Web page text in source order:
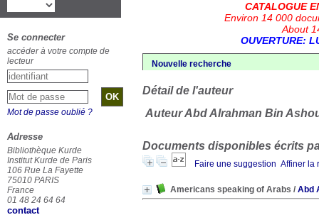
CATALOGUE
Environ 14 000
About
OUVERTURE:
Nouvelle recherche
Détail de l'auteur
Auteur Abd Alrahman Bin
Documents disponibles écrits
Faire une suggestion Affiner la
Americans speaking of Arabs / Abd
Se connecter
accéder à votre compte de
lecteur
Mot de passe oublié ?
Adresse
Bibliothèque Kurde
Institut Kurde de Paris
106 Rue La Fayette
75010 PARIS
France
01 48 24 64 64
contact